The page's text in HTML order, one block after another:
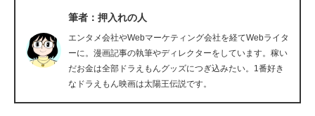
企業ITのトレンドを詳説
経営リーダーのコミュニティ
マーケ×ITの今がよく分かる
ITエンジニア向け専門サイト
筆者：押入れの人
エンタメ会社やWebマーケティング会社を経てWebライタ
ーに。漫画記事の執筆やディレクターをしています。稼い
だお金は全部ドラえもんグッズにつぎ込みたい。1番好き
なドラえもん映画は太陽王伝説です。